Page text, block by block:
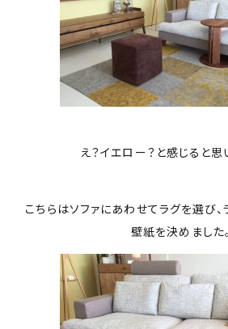
来店予約
お問い合
え？イエロー？と感じると
こちらはソファにあわせてラグを選び
壁紙を決めました。